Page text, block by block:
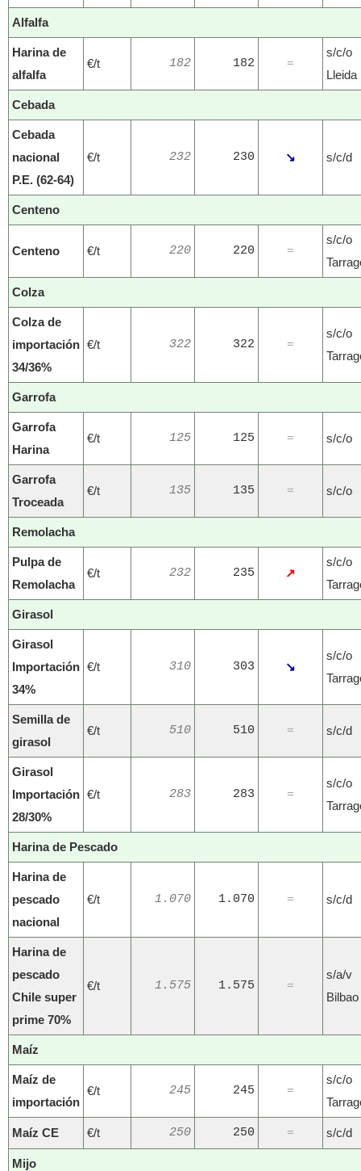
Alfalfa
Harina de
alfalfa
€/t 182 182 =
s/c/o
Lleida
Cebada
Cebada
nacional
P.E. (62-64)
€/t 232 230 ↘ s/c/d
Centeno
Centeno €/t 220 220 =
s/c/o
Colza
Colza de
importación
34/36%
€/t 322 322 =
s/c/o
Garrofa
Garrofa
Harina
€/t 125 125 = s/c/o
Garrofa
Troceada
€/t 135 135 = s/c/o
Remolacha
Pulpa de
Remolacha
€/t 232 235 ↗
s/c/o
Girasol
Girasol
Importación
34%
€/t 310 303 ↘
s/c/o
Semilla de
girasol
€/t 510 510 = s/c/d
Girasol
Importación
28/30%
€/t 283 283 =
s/c/o
Harina de Pescado
Harina de
pescado
nacional
€/t 1.070 1.070 = s/c/d
Harina de
pescado
Chile super
prime 70%
€/t 1.575 1.575 =
s/a/v
Bilbao
Maíz
Maíz de
importación
€/t 245 245 =
s/c/o
Maíz CE €/t 250 250 = s/c/d
Mijo